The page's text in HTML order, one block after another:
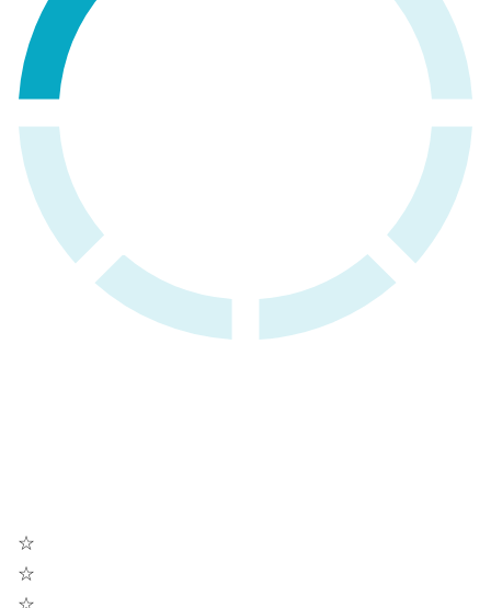
☆
☆
☆